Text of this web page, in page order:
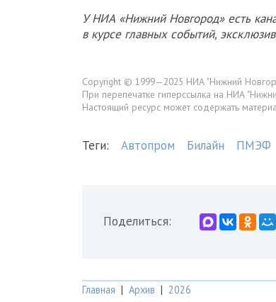
У НИА «Нижний Новгород» есть
в курсе главных событий,
Copyright © 1999—2025 НИА "Нижний
При перепечатке гиперссылка на НИА
Настоящий ресурс может содержать
Теги: Автопром Билайн ПМЭФ
Поделиться:
Главная | Архив | 2026